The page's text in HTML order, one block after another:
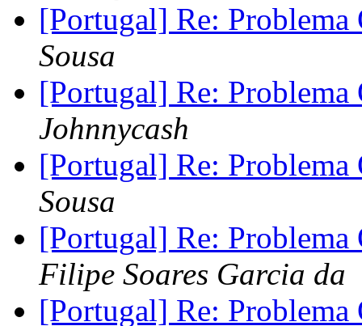
[Portugal] Re:
Sousa
[Portugal] Re:
Johnnycash
[Portugal] Re:
Sousa
[Portugal] Re:
Filipe Soares Garcia da
[Portugal] Re: